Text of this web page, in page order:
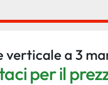
verticale a 3
per il